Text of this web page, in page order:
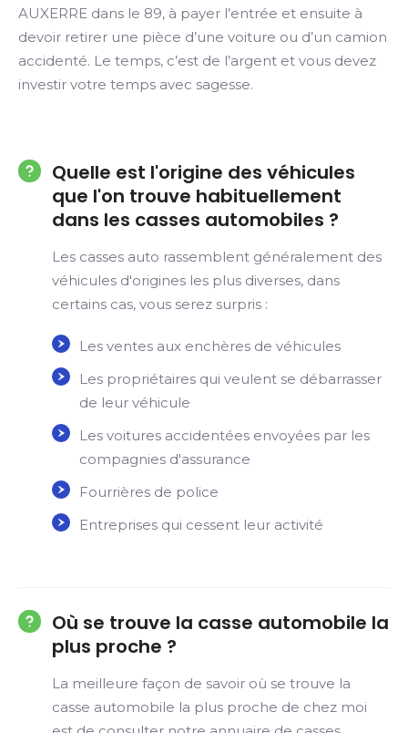
AUXERRE dans le 89, à payer l’entrée et ensuite à
devoir retirer une pièce d’une voiture ou d’un camion
accidenté. Le temps, c’est de l’argent et vous devez
investir votre temps avec sagesse.
Quelle est l'origine des véhicules
que l'on trouve habituellement
dans les casses automobiles ?
Les casses auto rassemblent généralement des
véhicules d'origines les plus diverses, dans
certains cas, vous serez surpris :
Les ventes aux enchères de véhicules
Les propriétaires qui veulent se débarrasser
de leur véhicule
Les voitures accidentées envoyées par les
compagnies d'assurance
Fourrières de police
Entreprises qui cessent leur activité
Où se trouve la casse automobile la
plus proche ?
La meilleure façon de savoir où se trouve la
casse automobile la plus proche de chez moi